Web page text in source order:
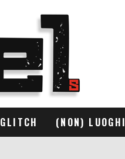
GLITCH (NON) LUOGHI